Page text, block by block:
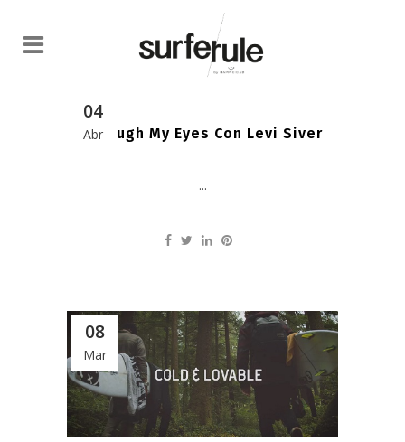
04
Abr
Through My Eyes Con Levi Siver
...
08
Mar